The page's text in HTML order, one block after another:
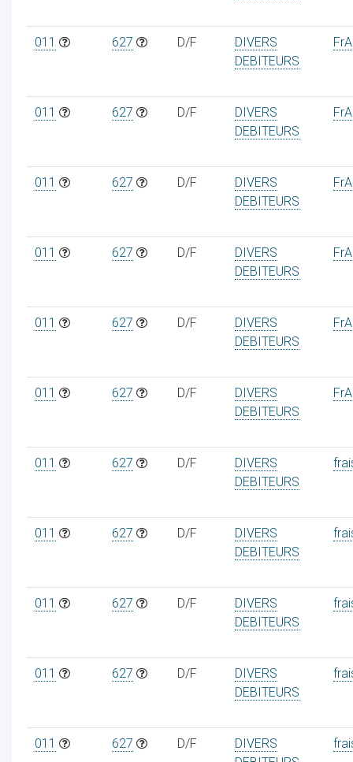
011 627 D/F
DIVERS
DEBITEURS
011 627 D/F
DIVERS
DEBITEURS
011 627 D/F
DIVERS
DEBITEURS
011 627 D/F
DIVERS
DEBITEURS
011 627 D/F
DIVERS
DEBITEURS
011 627 D/F
DIVERS
DEBITEURS
011 627 D/F
DIVERS
DEBITEURS
011 627 D/F
DIVERS
DEBITEURS
011 627 D/F
DIVERS
DEBITEURS
011 627 D/F
DIVERS
DEBITEURS
011 627 D/F
DIVERS